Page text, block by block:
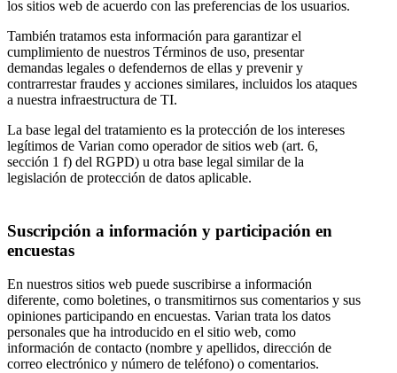
los sitios web de acuerdo con las preferencias de los usuarios.
También tratamos esta información para garantizar el
cumplimiento de nuestros Términos de uso, presentar
demandas legales o defendernos de ellas y prevenir y
contrarrestar fraudes y acciones similares, incluidos los ataques
a nuestra infraestructura de TI.
La base legal del tratamiento es la protección de los intereses
legítimos de Varian como operador de sitios web (art. 6,
sección 1 f) del RGPD) u otra base legal similar de la
legislación de protección de datos aplicable.
Suscripción a información y participación en
encuestas
En nuestros sitios web puede suscribirse a información
diferente, como boletines, o transmitirnos sus comentarios y sus
opiniones participando en encuestas. Varian trata los datos
personales que ha introducido en el sitio web, como
información de contacto (nombre y apellidos, dirección de
correo electrónico y número de teléfono) o comentarios.